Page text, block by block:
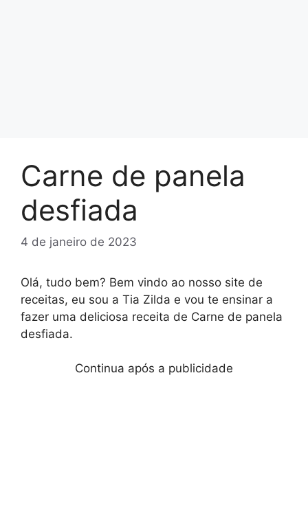
Carne de panela
desfiada
4 de janeiro de 2023
Olá, tudo bem? Bem vindo ao nosso site de
receitas, eu sou a Tia Zilda e vou te ensinar a
fazer uma deliciosa receita de Carne de panela
desfiada.
Continua após a publicidade